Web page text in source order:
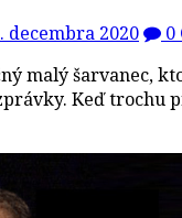
decembra 2020 0
malý šarvanec,
Keď trochu